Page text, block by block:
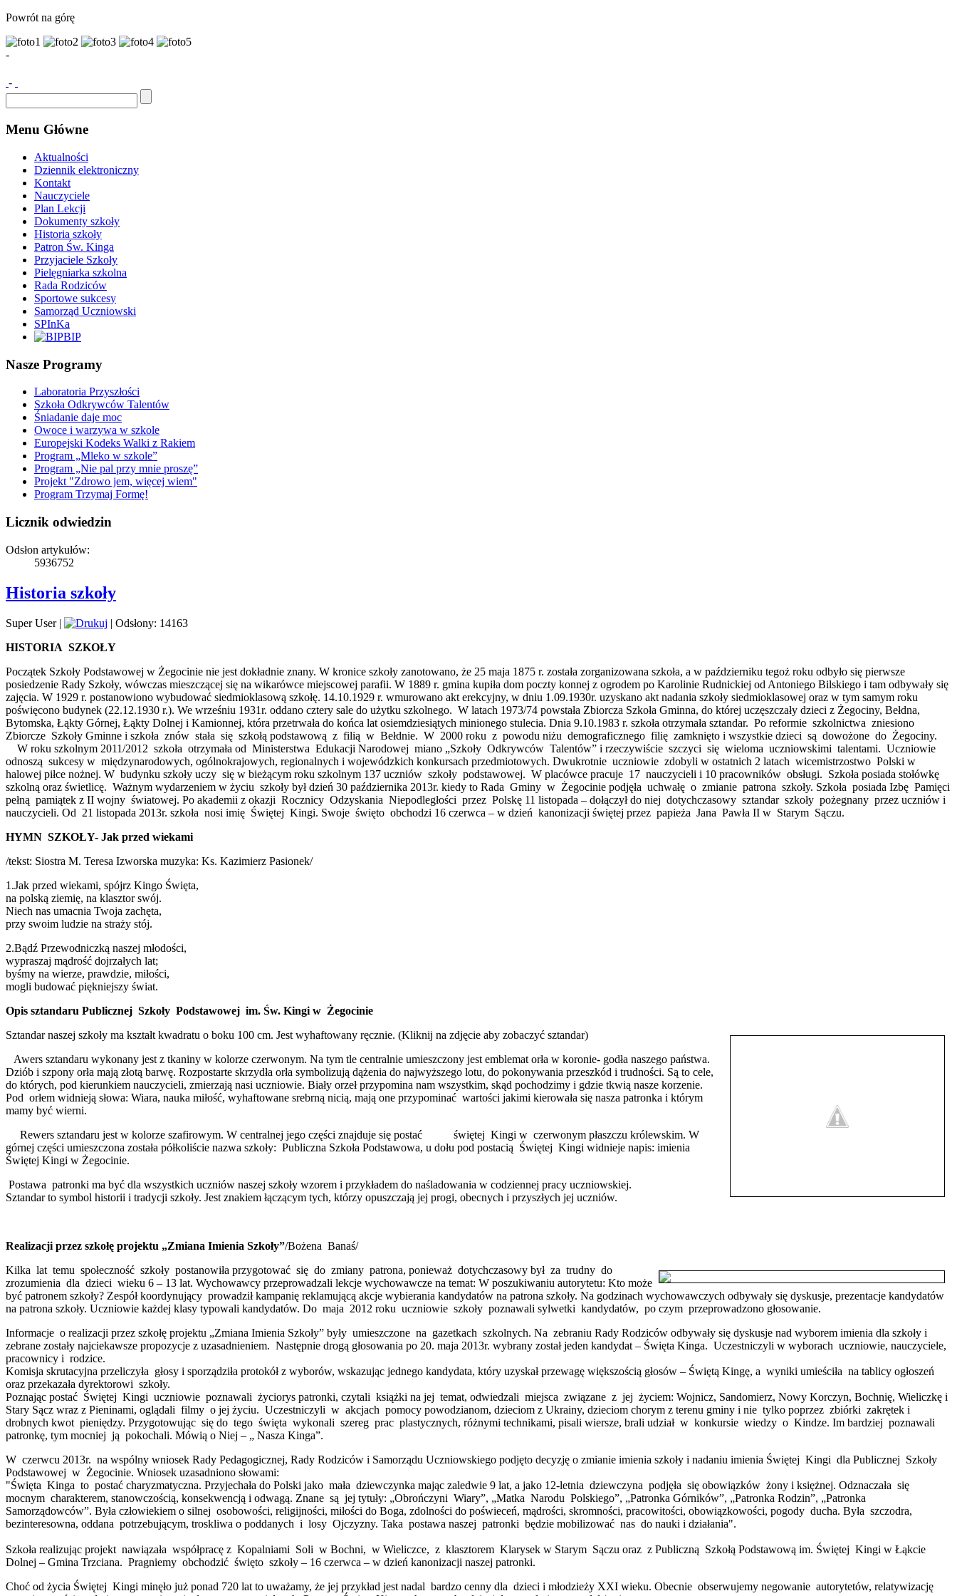
Powrót na górę
-
-
Menu Główne
Aktualności
Dziennik elektroniczny
Kontakt
Nauczyciele
Plan Lekcji
Dokumenty szkoły
Historia szkoły
Patron Św. Kinga
Przyjaciele Szkoły
Pielęgniarka szkolna
Rada Rodziców
Sportowe sukcesy
Samorząd Uczniowski
SPInKa
BIP
Nasze Programy
Laboratoria Przyszłości
Szkoła Odkrywców Talentów
Śniadanie daje moc
Owoce i warzywa w szkole
Europejski Kodeks Walki z Rakiem
Program „Mleko w szkole”
Program „Nie pal przy mnie proszę”
Projekt "Zdrowo jem, więcej wiem"
Program Trzymaj Formę!
Licznik odwiedzin
Odsłon artykułów:
5936752
Historia szkoły
Super User| | Odsłony: 14163
HISTORIA SZKOŁY
Początek Szkoły Podstawowej w Żegocinie nie jest dokładnie znany. W kronice szkoły zanotowano, że 25 maja 1875 r. została zorganizowana szkoła, a w październiku tegoż roku odbyło się pierwsze
posiedzenie Rady Szkoły, wówczas mieszczącej się na wikarówce miejscowej parafii. W 1889 r. gmina kupiła dom poczty konnej z ogrodem po Karolinie Rudnickiej od Antoniego Bilskiego i tam odbywały się
zajęcia. W 1929 r. postanowiono wybudować siedmioklasową szkołę. 14.10.1929 r. wmurowano akt erekcyjny, w dniu 1.09.1930r. uzyskano akt nadania szkoły siedmioklasowej oraz w tym samym roku
poświęcono budynek (22.12.1930 r.). We wrześniu 1931r. oddano cztery sale do użytku szkolnego. W latach 1973/74 powstała Zbiorcza Szkoła Gminna, do której uczęszczały dzieci z Żegociny, Bełdna,
Bytomska, Łąkty Górnej, Łąkty Dolnej i Kamionnej, która przetrwała do końca lat osiemdziesiątych minionego stulecia. Dnia 9.10.1983 r. szkoła otrzymała sztandar. Po reformie szkolnictwa zniesiono
Zbiorcze Szkoły Gminne i szkoła znów stała się szkołą podstawową z filią w Bełdnie. W 2000 roku z powodu niżu demograficznego filię zamknięto i wszystkie dzieci są dowożone do Żegociny.
W roku szkolnym 2011/2012 szkoła otrzymała od Ministerstwa Edukacji Narodowej miano „Szkoły Odkrywców Talentów” i rzeczywiście szczyci się wieloma uczniowskimi talentami. Uczniowie
odnoszą sukcesy w międzynarodowych, ogólnokrajowych, regionalnych i wojewódzkich konkursach przedmiotowych. Dwukrotnie uczniowie zdobyli w ostatnich 2 latach wicemistrzostwo Polski w
halowej piłce nożnej. W budynku szkoły uczy się w bieżącym roku szkolnym 137 uczniów szkoły podstawowej. W placówce pracuje 17 nauczycieli i 10 pracowników obsługi. Szkoła posiada stołówkę
szkolną oraz świetlicę. Ważnym wydarzeniem w życiu szkoły był dzień 30 października 2013r. kiedy to Rada Gminy w Żegocinie podjęła uchwałę o zmianie patrona szkoły. Szkoła posiada Izbę Pamięci
pełną pamiątek z II wojny światowej. Po akademii z okazji Rocznicy Odzyskania Niepodległości przez Polskę 11 listopada – dołączył do niej dotychczasowy sztandar szkoły pożegnany przez uczniów i
nauczycieli. Od 21 listopada 2013r. szkoła nosi imię Świętej Kingi. Swoje święto obchodzi 16 czerwca – w dzień kanonizacji świętej przez papieża Jana Pawła II w Starym Sączu.
HYMN SZKOŁY- Jak przed wiekami
/tekst: Siostra M. Teresa Izworska muzyka: Ks. Kazimierz Pasionek/
1.Jak przed wiekami, spójrz Kingo Święta,
na polską ziemię, na klasztor swój.
Niech nas umacnia Twoja zachęta,
przy swoim ludzie na straży stój.
2.Bądź Przewodniczką naszej młodości,
wypraszaj mądrość dojrzałych lat;
byśmy na wierze, prawdzie, miłości,
mogli budować piękniejszy świat.
Opis sztandaru Publicznej Szkoły Podstawowej im. Św. Kingi w Żegocinie
Sztandar naszej szkoły ma kształt kwadratu o boku 100 cm. Jest wyhaftowany ręcznie. (Kliknij na zdjęcie aby zobaczyć sztandar)
Awers sztandaru wykonany jest z tkaniny w kolorze czerwonym. Na tym tle centralnie umieszczony jest emblemat orła w koronie- godła naszego państwa.
Dziób i szpony orła mają złotą barwę. Rozpostarte skrzydła orła symbolizują dążenia do najwyższego lotu, do pokonywania przeszkód i trudności. Są to cele,
do których, pod kierunkiem nauczycieli, zmierzają nasi uczniowie. Biały orzeł przypomina nam wszystkim, skąd pochodzimy i gdzie tkwią nasze korzenie.
Pod orłem widnieją słowa: Wiara, nauka miłość, wyhaftowane srebrną nicią, mają one przypominać wartości jakimi kierowała się nasza patronka i którym
mamy być wierni.
Rewers sztandaru jest w kolorze szafirowym. W centralnej jego części znajduje się postać świętej Kingi w czerwonym płaszczu królewskim. W
górnej części umieszczona została półkoliście nazwa szkoły: Publiczna Szkoła Podstawowa, u dołu pod postacią Świętej Kingi widnieje napis: imienia
Świętej Kingi w Żegocinie.
Postawa patronki ma być dla wszystkich uczniów naszej szkoły wzorem i przykładem do naśladowania w codziennej pracy uczniowskiej.
Sztandar to symbol historii i tradycji szkoły. Jest znakiem łączącym tych, którzy opuszczają jej progi, obecnych i przyszłych jej uczniów.
Realizacji przez szkołę projektu „Zmiana Imienia Szkoły”/Bożena Banaś/
Kilka lat temu społeczność szkoły postanowiła przygotować się do zmiany patrona, ponieważ dotychczasowy był za trudny do
zrozumienia dla dzieci wieku 6 – 13 lat. Wychowawcy przeprowadzali lekcje wychowawcze na temat: W poszukiwaniu autorytetu: Kto może
być patronem szkoły? Zespół koordynujący prowadził kampanię reklamującą akcje wybierania kandydatów na patrona szkoły. Na godzinach wychowawczych odbywały się dyskusje, prezentacje kandydatów
na patrona szkoły. Uczniowie każdej klasy typowali kandydatów. Do maja 2012 roku uczniowie szkoły poznawali sylwetki kandydatów, po czym przeprowadzono głosowanie.
Informacje o realizacji przez szkołę projektu „Zmiana Imienia Szkoły” były umieszczone na gazetkach szkolnych. Na zebraniu Rady Rodziców odbywały się dyskusje nad wyborem imienia dla szkoły i
zebrane zostały najciekawsze propozycje z uzasadnieniem. Następnie drogą głosowania po 20. maja 2013r. wybrany został jeden kandydat – Święta Kinga. Uczestniczyli w wyborach uczniowie, nauczyciele,
pracownicy i rodzice.
Komisja skrutacyjna przeliczyła głosy i sporządziła protokół z wyborów, wskazując jednego kandydata, który uzyskał przewagę większością głosów – Świętą Kingę, a wyniki umieściła na tablicy ogłoszeń
oraz przekazała dyrektorowi szkoły.
Poznając postać Świętej Kingi uczniowie poznawali życiorys patronki, czytali książki na jej temat, odwiedzali miejsca związane z jej życiem: Wojnicz, Sandomierz, Nowy Korczyn, Bochnię, Wieliczkę i
Stary Sącz wraz z Pieninami, oglądali filmy o jej życiu. Uczestniczyli w akcjach pomocy powodzianom, dzieciom z Ukrainy, dzieciom chorym z terenu gminy i nie tylko poprzez zbiórki zakrętek i
drobnych kwot pieniędzy. Przygotowując się do tego święta wykonali szereg prac plastycznych, różnymi technikami, pisali wiersze, brali udział w konkursie wiedzy o Kindze. Im bardziej poznawali
patronkę, tym mocniej ją pokochali. Mówią o Niej – „ Nasza Kinga”.
W czerwcu 2013r. na wspólny wniosek Rady Pedagogicznej, Rady Rodziców i Samorządu Uczniowskiego podjęto decyzję o zmianie imienia szkoły i nadaniu imienia Świętej Kingi dla Publicznej Szkoły
Podstawowej w Żegocinie. Wniosek uzasadniono słowami:
"Święta Kinga to postać charyzmatyczna. Przyjechała do Polski jako mała dziewczynka mając zaledwie 9 lat, a jako 12-letnia dziewczyna podjęła się obowiązków żony i księżnej. Odznaczała się
mocnym charakterem, stanowczością, konsekwencją i odwagą. Znane są jej tytuły: „Obrończyni Wiary”, „Matka Narodu Polskiego”, „Patronka Górników”, „Patronka Rodzin”, „Patronka
Samorządowców”. Była człowiekiem o silnej osobowości, religijności, miłości do Boga, zdolności do poświeceń, mądrości, skromności, pracowitości, obowiązkowości, pogody ducha. Była szczodra,
bezinteresowna, oddana potrzebującym, troskliwa o poddanych i losy Ojczyzny. Taka postawa naszej patronki będzie mobilizować nas do nauki i działania".
Szkoła realizując projekt nawiązała współpracę z Kopalniami Soli w Bochni, w Wieliczce, z klasztorem Klarysek w Starym Sączu oraz z Publiczną Szkołą Podstawową im. Świętej Kingi w Łąkcie
Dolnej – Gmina Trzciana. Pragniemy obchodzić święto szkoły – 16 czerwca – w dzień kanonizacji naszej patronki.
Choć od życia Świętej Kingi minęło już ponad 720 lat to uważamy, że jej przykład jest nadal bardzo cenny dla dzieci i młodzieży XXI wieku. Obecnie obserwujemy negowanie autorytetów, relatywizację